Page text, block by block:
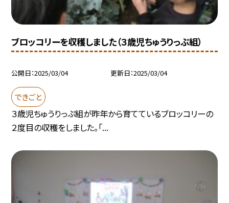
ブロッコリーを収穫しました（３歳児ちゅうりっぷ組）
公開日 2025/03/04 更新日 2025/03/04
できごと
３歳児ちゅうりっぷ組が昨年から育てているブロッコリーの
２度目の収穫をしました。「...